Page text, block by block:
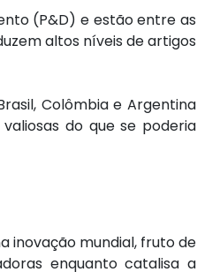
(P&D) e estão entre as
altos níveis de artigos
Colômbia e Argentina
do que se poderia
inovação mundial, fruto de
enquanto catalisa a